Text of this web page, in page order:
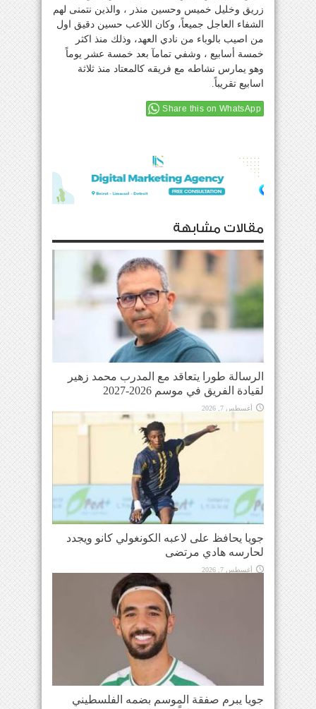
زريق وخليل خميس وحسين منذر ، والذين نتمنى لهم
الشفاء العاجل جميعاً، وكان اللاعب حسين دقيق اول
من اصيب بالوباء من نادي العهد، وذلك منذ اكثر
خمسة أسابيع ، وشفي تمامآ بعد خمسة عشر يوماً
وهو يمارس نشاطه مع فريقه كالمعتاد منذ ثلاثة
اسابيع تقريباً.
Share this on WhatsApp
مقالات مشابهة
الرسالة طورا يتعاقد مع المدرب محمد زهير
لقيادة الفريق في موسم 2026-2027
أغسطس 7, 2026
جويا يحافظ على لاعبه الكونغولي كانو ويجدد
لحارسه هادي مرتضى
أغسطس 7, 2026
جويا يبرم صفقة الموسم بضمه الفلسطيني